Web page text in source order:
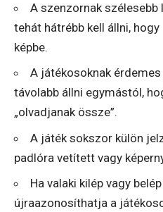
A szenzornak
tehát hátrébb kell állni,
képbe.
A játékosoknak
távolabb állni egymástól,
„olvadjanak össze”.
A játék sokszor külön
padlóra vetített vagy
Ha valaki kilép vagy
újraazonosíthatja a